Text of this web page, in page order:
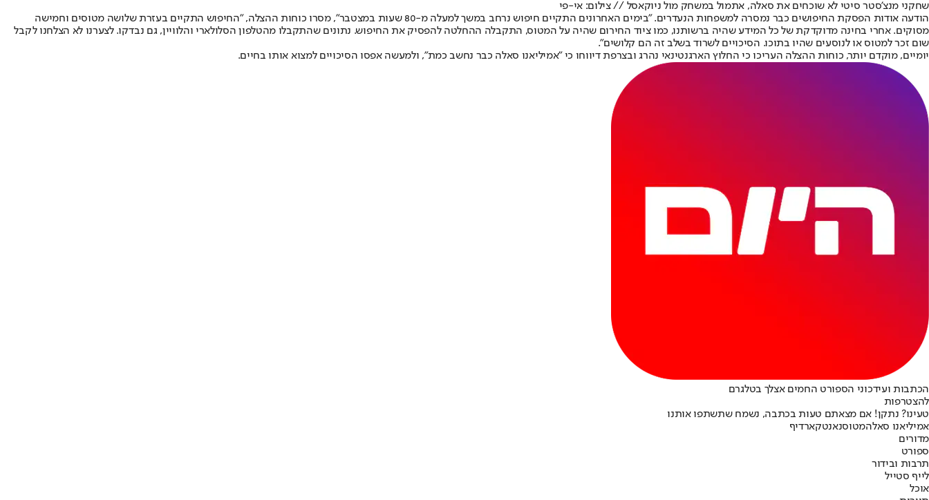
שחקני מנצ'סטר סיטי לא שוכחים את סאלה, אתמול במשחק מול ניוקאסל // צילום: אי-פי
הודעה אודות הפסקת החיפושים כבר נמסרה למשפחות הנעדרים. "בימים האחרונים התקיים חיפוש נרחב במשך למעלה מ-80 שעות במצטבר", מסרו כוחות ההצלה, "החיפוש התקיים בעזרת שלושה מטוסים וחמישה
מסוקים. אחרי בחינה מדוקדקת של כל המידע שהיה ברשותנו, כמו ציוד החירום שהיה על המטוס, התקבלה ההחלטה להפסיק את החיפוש. נתונים שהתקבלו מהטלפון הסלולארי והלוויין, גם נבדקו. לצערנו לא הצלחנו לקבל
שום זכר למטוס או לנוסעים שהיו בתוכו. הסיכויים לשרוד בשלב זה הם קלושים".
יומיים, מוקדם יותר, כוחות ההצלה העריכו כי החלוץ הארגנטינאי נהרג ובצרפת דיווחו כי "אמיליאנו סאלה כבר נחשב כמת", ולמעשה אפסו הסיכויים למצוא אותו בחיים.
הכתבות ועידכוני הספורט החמים אצלך בטלגרם
להצטרפות
טעינו? נתקן! אם מצאתם טעות בכתבה, נשמח שתשתפו אותנו
אמיליאנו סאלהמטוסנאנטקארדיף
מדורים
ספורט
תרבות ובידור
לייף סטייל
אוכל